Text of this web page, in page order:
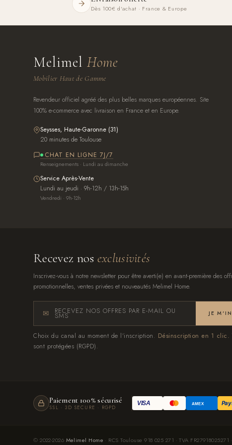
Dès 100€ d'achat · France & Europe
MelimelHome
Mobilier Haut de Gamme
Revendeur officiel agréé des plus belles marques européennes. Site
100% e-commerce avec livraison en France et en Europe.
Seysses, Haute-Garonne (31)
20 minutes de Toulouse
CHAT EN LIGNE 7J/7
Renseignements · Lundi au dimanche
Service Après-Vente
Lundi au jeudi · 9h-12h / 13h-15h
Vendredi · 9h-12h
Recevez nos exclusivités
Inscrivez-vous à notre newsletter pour être averti(e) en avant-première des
promotionnelles, ventes privées et nouveautés Melimel Home.
RECEVEZ NOS OFFRES PAR E-MAIL OU
SMS JE
Choix du canal au moment de l'inscription. Désinscription en 1 clic.
sont protégées (RGPD).
Paiement 100% sécurisé
SSL · 3D SECURE · RGPD
VISA AMEX Pay
© 2022-2026 Melimel Home · RCS Toulouse 918 025 271 · TVA FR27918025271